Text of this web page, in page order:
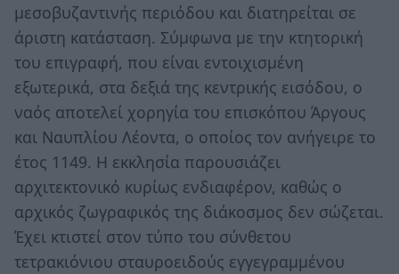
μεσοβυζαντινής περιόδου και διατηρείται σε
άριστη κατάσταση. Σύμφωνα με την κτητορική
του επιγραφή, που είναι εντοιχισμένη
εξωτερικά, στα δεξιά της κεντρικής εισόδου, ο
ναός αποτελεί χορηγία του επισκόπου Άργους
και Nαυπλίου Λέοντα, ο οποίος τον ανήγειρε το
έτος 1149. H εκκλησία παρουσιάζει
αρχιτεκτονικό κυρίως ενδιαφέρον, καθώς ο
αρχικός ζωγραφικός της διάκοσμος δεν σώζεται.
Έχει κτιστεί στον τύπο του σύνθετου
τετρακιόνιου σταυροειδούς εγγεγραμμένου